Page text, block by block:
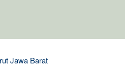
Jawa Barat